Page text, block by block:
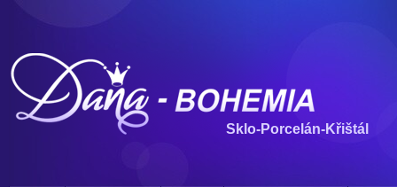
Sklo-Porcelán-Křištál